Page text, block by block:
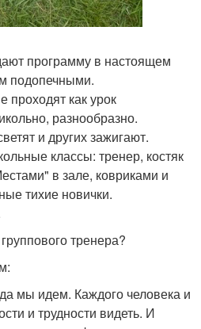
программу в настоящем
подопечными.
проходят как урок
разнообразно.
и других зажигают.
классы: тренер, костяк
в зале, ковриками и
тихие новички.
тренера?
мы идем. Каждого человека и
и трудности видеть. И